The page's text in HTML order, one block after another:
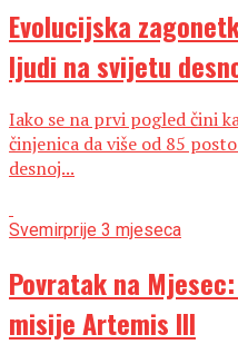
Evolucijska
ljudi na svijetu
Iako se na prvi pogled čini
činjenica da više od 85
desnoj...
Svemirprije 3 mjeseca
Povratak na
misije Artemis III